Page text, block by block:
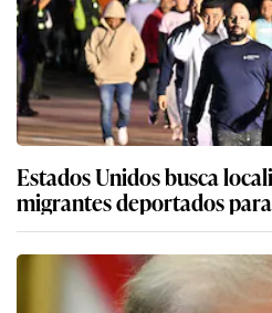
Estados Unidos busca
migrantes deportados